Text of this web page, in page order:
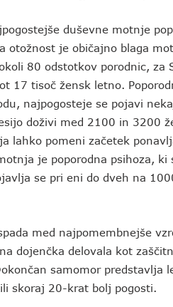
duševne motnje
otožnost je običajno blaga
80 odstotkov porodnic,
17 tisoč žensk letno.
najpogosteje se pojavi
doživi med 2100 in 3200
lahko pomeni začetek
je poporodna psihoza,
se pri eni do dveh na
med najpomembnejše
dojenčka delovala kot
samomor predstavlja
skoraj 20-krat bolj pogosti.